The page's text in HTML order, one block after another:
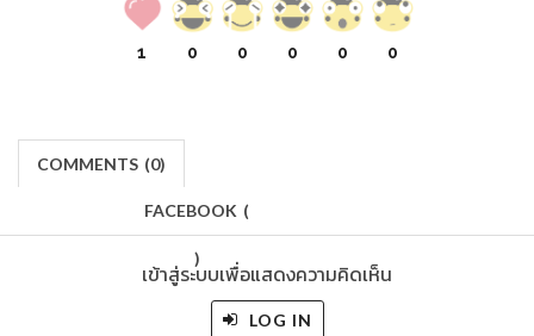
1 0 0 0 0 0
COMMENTS (0)
FACEBOOK (
)
เข้าสู่ระบบเพื่อแสดงความคิดเห็น
LOG IN